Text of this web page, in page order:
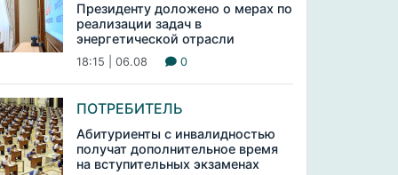
Президенту доложено о мерах по
реализации задач в
энергетической отрасли
18:15 | 06.08 0
ПОТРЕБИТЕЛЬ
Абитуриенты с инвалидностью
получат дополнительное время
на вступительных экзаменах